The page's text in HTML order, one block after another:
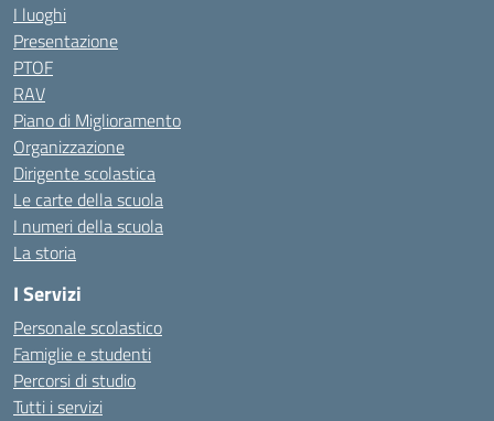
I luoghi
Presentazione
PTOF
RAV
Piano di Miglioramento
Organizzazione
Dirigente scolastica
Le carte della scuola
I numeri della scuola
La storia
I Servizi
Personale scolastico
Famiglie e studenti
Percorsi di studio
Tutti i servizi